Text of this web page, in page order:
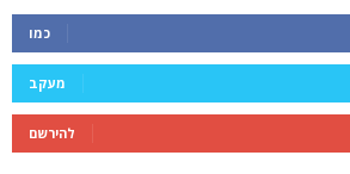
כמו
מעקב
להירשם